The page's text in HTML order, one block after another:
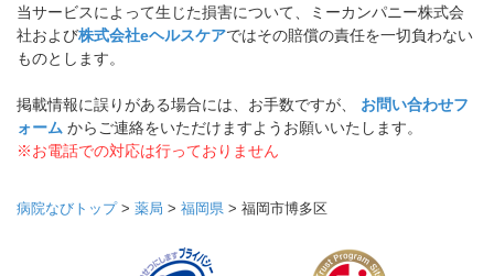
当サービスによって生じた損害について、ミーカンパニー株式会
社および株式会社eヘルスケアではその賠償の責任を一切負わない
ものとします。
掲載情報に誤りがある場合には、お手数ですが、 お問い合わせフ
ォーム からご連絡をいただけますようお願いいたします。
※お電話での対応は行っておりません
病院なびトップ> 薬局 > 福岡県 > 福岡市博多区